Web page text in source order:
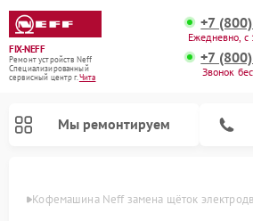
FIX-NEFF
Ремонт устройств Neff
Специализированный
cервисный центр г.Чита
+7
Ежедневно,
+7
Звонок
Мы ремонтируем
Кофемашина Neff замена щёток